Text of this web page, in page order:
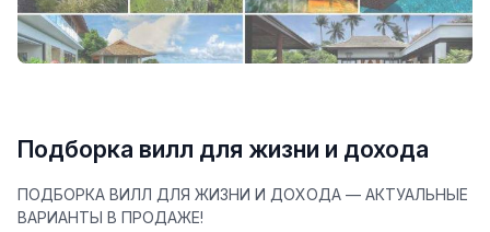
Подборка вилл для жизни и дохода
ПОДБОРКА ВИЛЛ ДЛЯ ЖИЗНИ И ДОХОДА — АКТУАЛЬНЫЕ
ВАРИАНТЫ В ПРОДАЖЕ!